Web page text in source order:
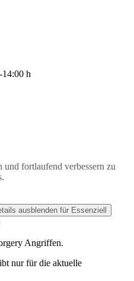
h
und fortlaufend verbessern zu
ausblenden für Essenziell
Angriffen.
nur für die aktuelle